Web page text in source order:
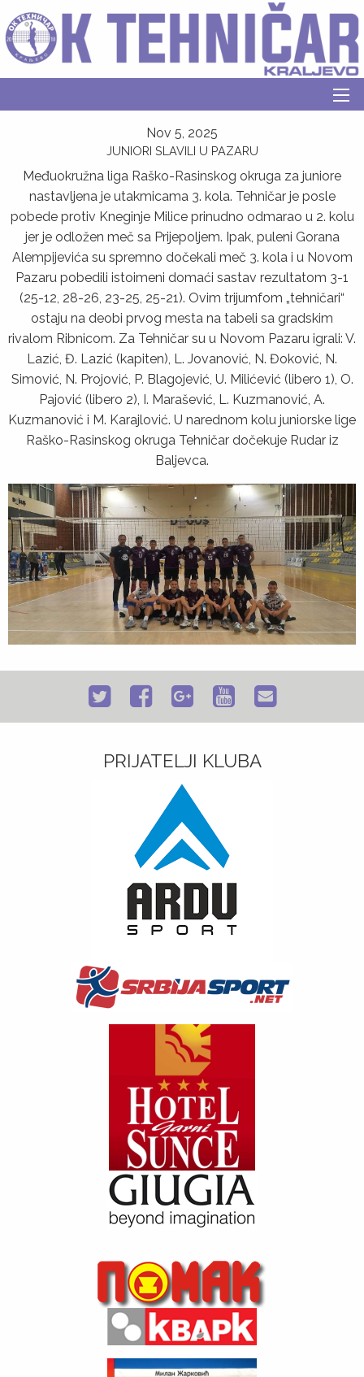
Nov 5, 2025
JUNIORI SLAVILI U PAZARU
Međuokružna liga Raško-Rasinskog okruga za juniore
nastavljena je utakmicama 3. kola. Tehničar je posle
pobede protiv Kneginje Milice prinudno odmarao u 2. kolu
jer je odložen meč sa Prijepoljem. Ipak, puleni Gorana
Alempijevića su spremno dočekali meč 3. kola i u Novom
Pazaru pobedili istoimeni domaći sastav rezultatom 3-1
(25-12, 28-26, 23-25, 25-21). Ovim trijumfom „tehničari“
ostaju na deobi prvog mesta na tabeli sa gradskim
rivalom Ribnicom. Za Tehničar su u Novom Pazaru igrali: V.
Lazić, Đ. Lazić (kapiten), L. Jovanović, N. Đoković, N.
Simović, N. Projović, P. Blagojević, U. Milićević (libero 1), O.
Pajović (libero 2), I. Marašević, L. Kuzmanović, A.
Kuzmanović i M. Karajlović. U narednom kolu juniorske lige
Raško-Rasinskog okruga Tehničar dočekuje Rudar iz
Baljevca.
PRIJATELJI KLUBA